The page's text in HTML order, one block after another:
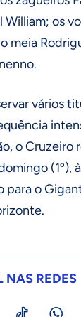
William; os
meia
vários
o Cruzeiro
(1º),
para o
NAS REDES